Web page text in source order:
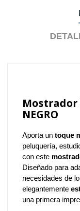
Mostrador
NEGRO
Aporta un toque
peluquería,
con este
Diseñado para
necesidades de
elegantemente
una primera